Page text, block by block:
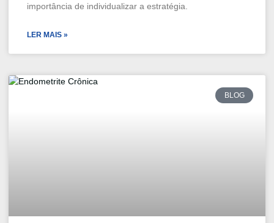
importância de individualizar a estratégia.
LER MAIS »
BLOG